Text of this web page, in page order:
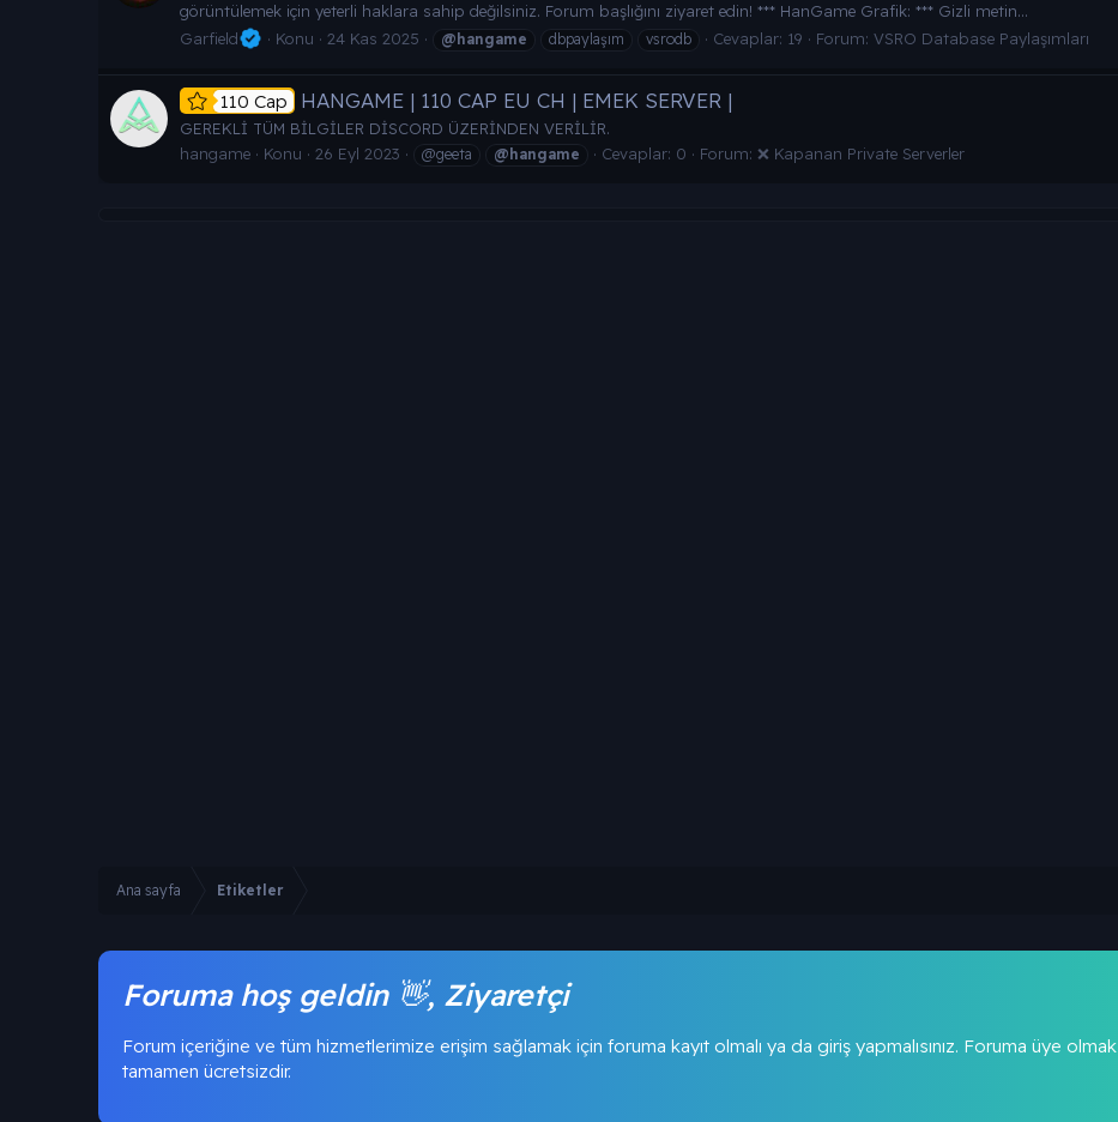
görüntülemek için yeterli haklara sahip değilsiniz. Forum başlığını ziyaret edin! *** HanGame Grafik: *** Gizli metin...
Garfield
Konu 24 Kas 2025 @hangame dbpaylaşım vsrodb Cevaplar: 19 Forum: VSRO Database Paylaşımları
110 Cap HANGAME | 110 CAP EU CH | EMEK SERVER |
GEREKLİ TÜM BİLGİLER DİSCORD ÜZERİNDEN VERİLİR.
hangame
Konu 26 Eyl 2023 @geeta @hangame Cevaplar: 0 Forum: ❌ Kapanan Private Serverler
Ana sayfa Etiketler
Foruma hoş geldin 👋, Ziyaretçi
Forum içeriğine ve tüm hizmetlerimize erişim sağlamak için foruma kayıt olmalı ya da giriş yapmalısınız. Foruma üye olmak
tamamen ücretsizdir.